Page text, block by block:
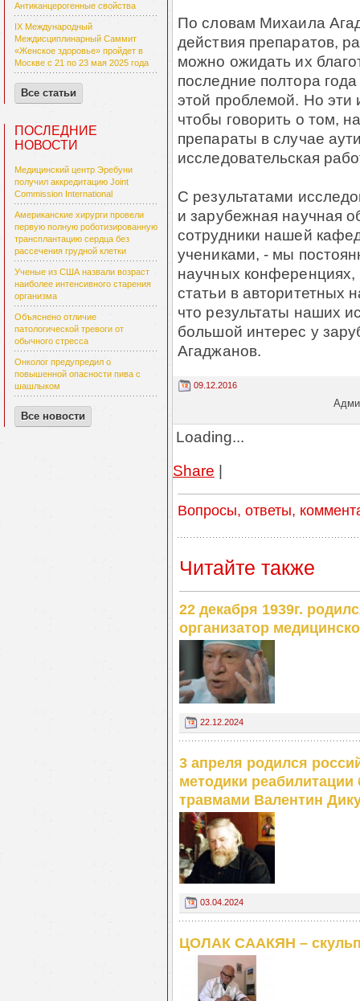
Антиканцерогенные свойства
IX Международный
Междисциплинарный Саммит
«Женское здоровье» пройдет в
Москве с 21 по 23 мая 2025 года
Все статьи
ПОСЛЕДНИЕ
НОВОСТИ
Медицинский центр Эребуни
получил аккредитацию Joint
Commission International
Американские хирурги провели
первую полную роботизированную
трансплантацию сердца без
рассечения грудной клетки
Ученые из США назвали возраст
наиболее интенсивного старения
организма
Объяснено отличие
патологической тревоги от
обычного стресса
Онколог предупредил о
повышенной опасности пива с
шашлыком
Все новости
По словам Михаила
действия препаратов,
можно ожидать их
последние полтора
этой проблемой. Но эти
чтобы говорить о том,
препараты в случае
исследовательская
С результатами
и зарубежная научная
сотрудники нашей
учениками, - мы
научных конференциях,
статьи в авторитетных
что результаты наших
большой интерес у
Агаджанов.
09.12.2016
Loading...
Share |
Вопросы, ответы,
Читайте также
22 декабря 1939г.
организатор
22.12.2024
3 апреля родился
методики
травмами Валентин
03.04.2024
ЦОЛАК СААКЯН –